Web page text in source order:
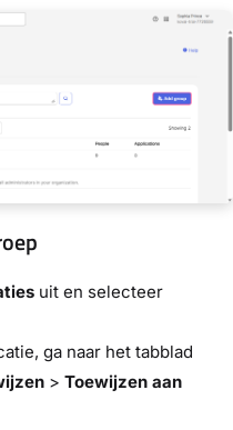
uit en selecteer
ga naar het tabblad
> Toewijzen aan